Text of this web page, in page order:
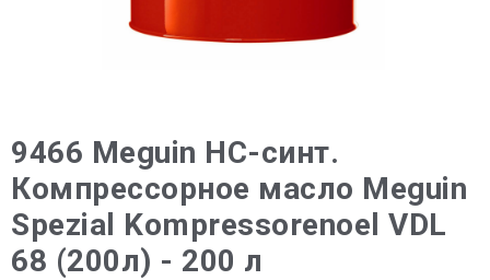
9466 Meguin НС-синт.
Компрессорное масло Meguin
Spezial Kompressorenoel VDL
68 (200л) - 200 л